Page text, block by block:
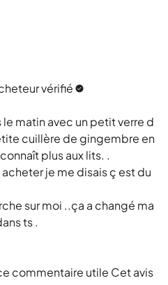
vérifié
matin avec un petit verre d
cuillère de gingembre en
plus aux lits. .
je me disais ç est du
sur moi ..ça a changé ma
ts .
commentaire utile Cet avis